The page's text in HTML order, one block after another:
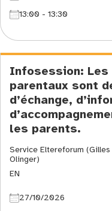
13:00 - 13:30
Infosession: Les
parentaux sont
d’échange,
les parents.
Service Eltereforum
Olinger)
EN
27/10/2026